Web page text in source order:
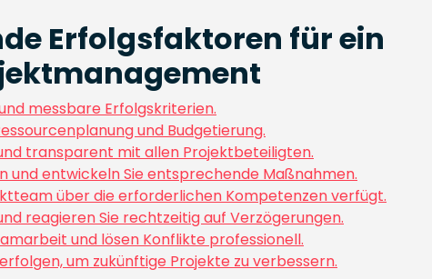
Erfolgsfaktoren für ein
messbare Erfolgskriterien.
und Budgetierung.
transparent mit allen Projektbeteiligten.
und entwickeln Sie entsprechende Maßnahmen.
über die erforderlichen Kompetenzen verfügt.
reagieren Sie rechtzeitig auf Verzögerungen.
und lösen Konflikte professionell.
um zukünftige Projekte zu verbessern.